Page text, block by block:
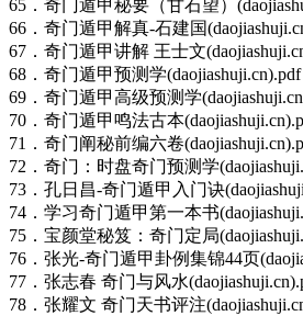
65．奇门遁甲秘要（甘石望）
66．奇门遁甲解真-石建国
67．奇门遁甲讲解 王士文
68．奇门遁甲预测学(daojiashuji.cn).pdf
69．奇门遁甲高级预测学
70．奇门遁甲鸣法古本
71．奇门阐秘前编六卷
72．奇门：时盘奇门预测学
73．孔日昌-奇门遁甲入门诀
74．学习奇门遁甲第一本书
75．宝颜堂秘笈：奇门定局
76．张光-奇门遁甲卦例集锦44页
77．张志春 奇门与风水
78．张耀文 奇门天书评注